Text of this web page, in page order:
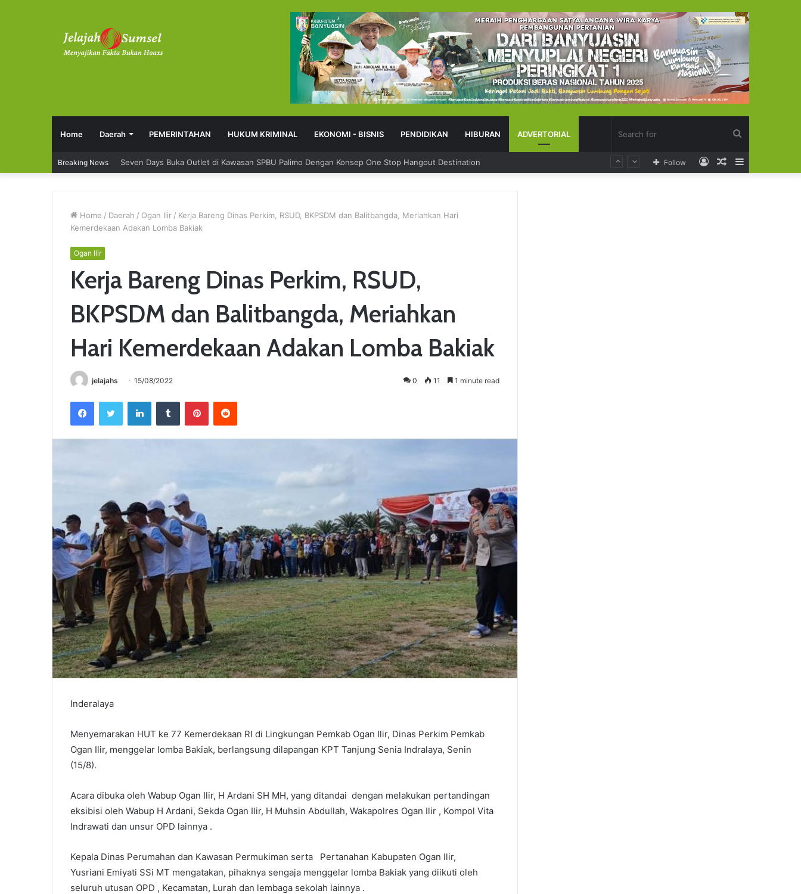
Home Daerah PEMERINTAHAN HUKUM KRIMINAL EKONOMI - BISNIS PENDIDIKAN HIBURAN ADVERTORIAL
Breaking News Seven Days Buka Outlet di Kawasan SPBU Palimo Dengan Konsep One Stop Hangout Destination
Random
Log
Follow
Home / Daerah / Ogan Ilir / Kerja Bareng Dinas Perkim, RSUD, BKPSDM dan Balitbangda, Meriahkan Hari
Kemerdekaan Adakan Lomba Bakiak
Ogan Ilir
Kerja Bareng Dinas Perkim, RSUD,
BKPSDM dan Balitbangda, Meriahkan
Hari Kemerdekaan Adakan Lomba Bakiak
jelajahs 15/08/2022 0 11 1 minute read
Inderalaya
Menyemarakan HUT ke 77 Kemerdekaan RI di Lingkungan Pemkab Ogan Ilir, Dinas Perkim Pemkab
Ogan Ilir, menggelar lomba Bakiak, berlangsung dilapangan KPT Tanjung Senia Indralaya, Senin
(15/8).
Acara dibuka oleh Wabup Ogan Ilir, H Ardani SH MH, yang ditandai dengan melakukan pertandingan
eksibisi oleh Wabup H Ardani, Sekda Ogan Ilir, H Muhsin Abdullah, Wakapolres Ogan Ilir , Kompol Vita
Indrawati dan unsur OPD lainnya .
Kepala Dinas Perumahan dan Kawasan Permukiman serta Pertanahan Kabupaten Ogan Ilir,
Yusriani Emiyati SSi MT mengatakan, pihaknya sengaja menggelar lomba Bakiak yang diikuti oleh
seluruh utusan OPD , Kecamatan, Lurah dan lembaga sekolah lainnya .